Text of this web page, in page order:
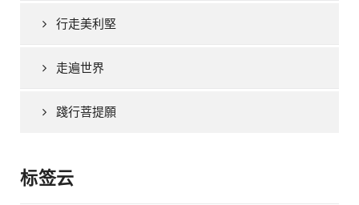
行走美利堅
走遍世界
踐行菩提願
标签云